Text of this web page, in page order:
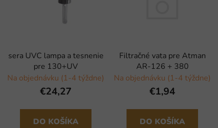
sera UVC lampa a tesnenie
pre 130+UV
Na objednávku (1-4 týždne)
€24,27
DO KOŠÍKA
Filtračné vata pre Atman
AR-126 + 380
Na objednávku (1-4 týždne)
€1,94
DO KOŠÍKA